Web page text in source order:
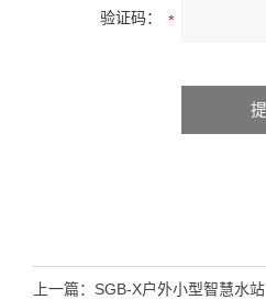
验证码：
上一篇： SGB-X户外小型智慧水站